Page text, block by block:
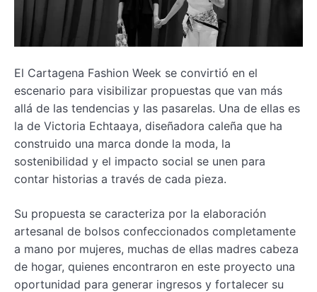
El Cartagena Fashion Week se convirtió en el
escenario para visibilizar propuestas que van más
allá de las tendencias y las pasarelas. Una de ellas es
la de Victoria Echtaaya, diseñadora caleña que ha
construido una marca donde la moda, la
sostenibilidad y el impacto social se unen para
contar historias a través de cada pieza.
Su propuesta se caracteriza por la elaboración
artesanal de bolsos confeccionados completamente
a mano por mujeres, muchas de ellas madres cabeza
de hogar, quienes encontraron en este proyecto una
oportunidad para generar ingresos y fortalecer su